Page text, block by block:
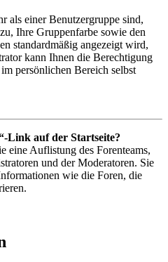
als einer Benutzergruppe sind,
Ihre Gruppenfarbe sowie den
standardmäßig angezeigt wird,
kann Ihnen die Berechtigung
persönlichen Bereich selbst
Link auf der Startseite?
eine Auflistung des Forenteams,
und der Moderatoren. Sie
wie die Foren, die